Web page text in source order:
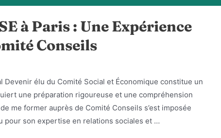
à Paris : Une Expérience
Conseils
Devenir élu du Comité Social et Économique constitue un
une préparation rigoureuse et une compréhension
me former auprès de Comité Conseils s’est imposée
pour son expertise en relations sociales et …